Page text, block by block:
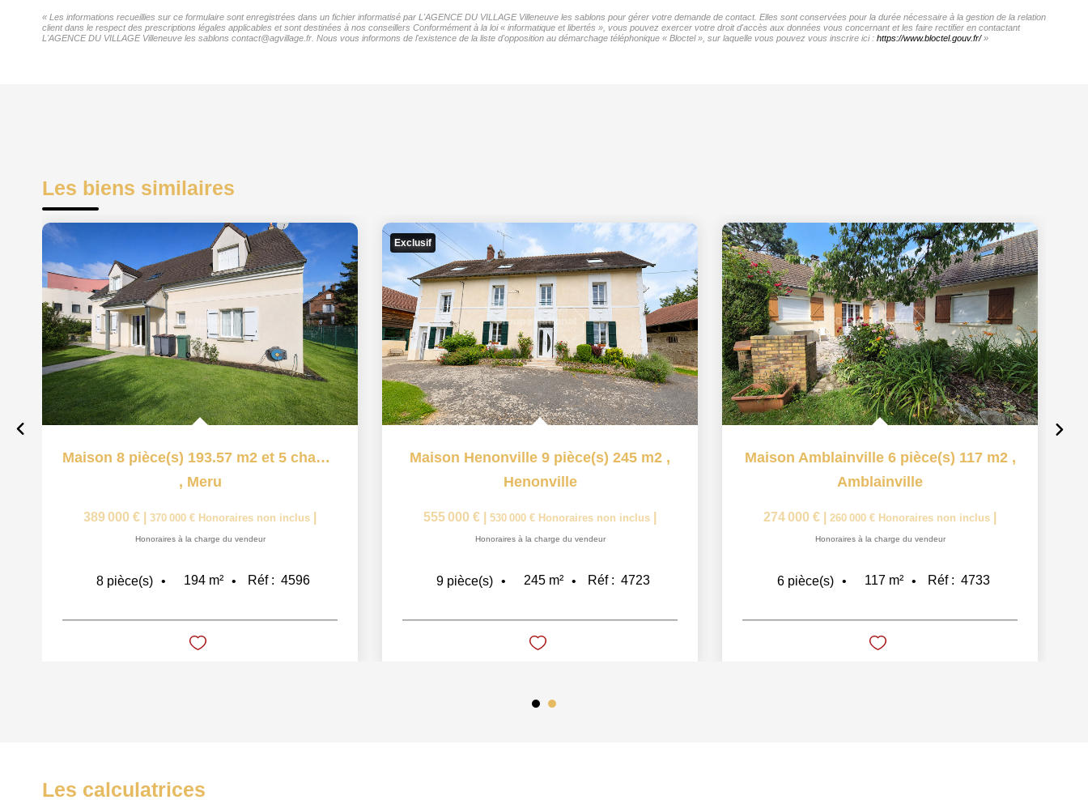
« Les informations recueillies sur ce formulaire sont enregistrées dans un fichier informatisé par L'AGENCE DU VILLAGE Villeneuve les sablons pour gérer votre demande de contact. Elles sont conservées pour la durée nécessaire à la gestion de la relation
client dans le respect des prescriptions légales applicables et sont destinées à nos conseillers Conformément à la loi « informatique et libertés », vous pouvez exercer votre droit d'accès aux données vous concernant et les faire rectifier en contactant
L'AGENCE DU VILLAGE Villeneuve les sablons contact@agvillage.fr. Nous vous informons de l'existence de la liste d'opposition au démarchage téléphonique « Bloctel », sur laquelle vous pouvez vous inscrire ici : https://www.bloctel.gouv.fr/»
Les biens similaires
Maison 8 pièce(s) 193.57 m2 et 5 chambres
, Meru
389 000 € 370 000 € Honoraires non inclus
Honoraires à la charge du vendeur
8 pièce(s) 194 m² Réf : 4596
Exclusif
Maison Henonville 9 pièce(s) 245 m2 ,
Henonville
555 000 € 530 000 € Honoraires non inclus
Honoraires à la charge du vendeur
9 pièce(s) 245 m² Réf : 4723
Maison Amblainville 6 pièce(s) 117 m2 ,
Amblainville
274 000 € 260 000 € Honoraires non inclus
Honoraires à la charge du vendeur
6 pièce(s) 117 m² Réf : 4733
Les calculatrices